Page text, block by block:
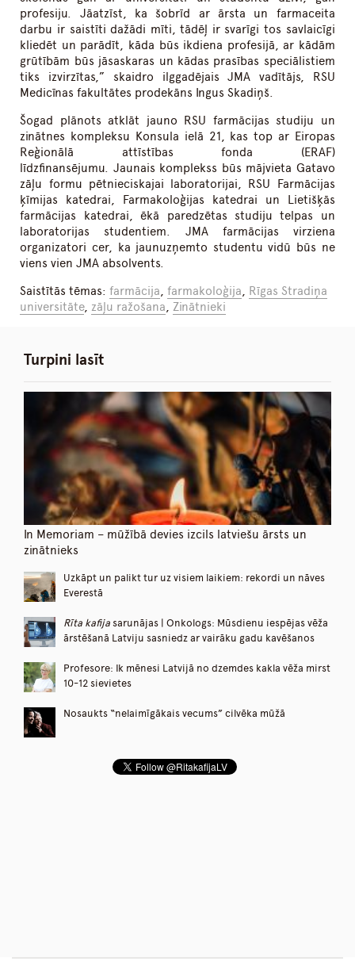
profesiju. Jāatzīst, ka šobrīd ar ārsta un farmaceita
darbu ir saistīti dažādi mīti, tādēļ ir svarīgi tos savlaicīgi
kliedēt un parādīt, kāda būs ikdiena profesijā, ar kādām
grūtībām būs jāsaskaras un kādas prasības speciālistiem
tiks izvirzītas,” skaidro ilggadējais JMA vadītājs, RSU
Medicīnas fakultātes prodekāns Ingus Skadiņš.
Šogad plānots atklāt jauno RSU farmācijas studiju un
zinātnes kompleksu Konsula ielā 21, kas top ar Eiropas
Reģionālā attīstības fonda (ERAF)
līdzfinansējumu. Jaunais komplekss būs mājvieta Gatavo
zāļu formu pētnieciskajai laboratorijai, RSU Farmācijas
ķīmijas katedrai, Farmakoloģijas katedrai un Lietišķās
farmācijas katedrai, ēkā paredzētas studiju telpas un
laboratorijas studentiem. JMA farmācijas virziena
organizatori cer, ka jaunuzņemto studentu vidū būs ne
viens vien JMA absolvents.
Saistītās tēmas:farmācija,farmakoloģija, Rīgas Stradiņa
universitāte, zāļu ražošana,Zinātnieki
Turpini lasīt
In Memoriam – mūžībā devies izcils latviešu ārsts un
zinātnieks
Uzkāpt un palikt tur uz visiem laikiem: rekordi un nāves
Everestā
Rīta kafija sarunājas | Onkologs: Mūsdienu iespējas vēža
ārstēšanā Latviju sasniedz ar vairāku gadu kavēšanos
Profesore: Ik mēnesi Latvijā no dzemdes kakla vēža mirst
10-12 sievietes
Nosaukts “nelaimīgākais vecums” cilvēka mūžā